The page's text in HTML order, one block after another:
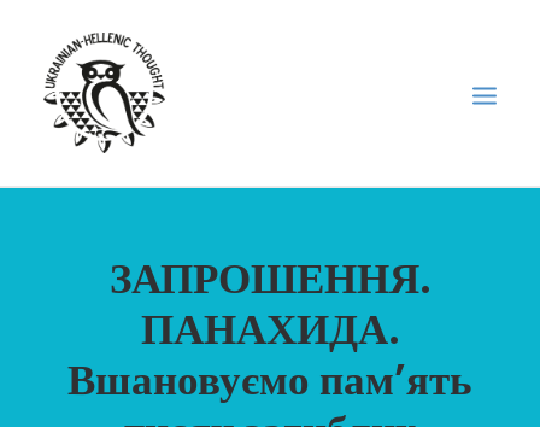
НЕДІЛЬНА ШКОЛА
ГОЛОДОМОР
ФОРУМ УКРАЇНСЬКОЇ ДІАСПОРИ В ГРЕЦІЇ
ЗАПРОШЕННЯ.
ПАНАХИДА.
Вшановуємо пам’ять